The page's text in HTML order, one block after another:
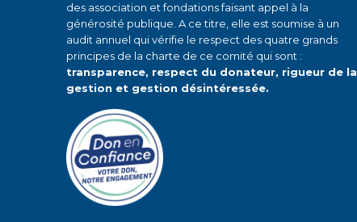
des association et fondations faisant appel à la
générosité publique. A ce titre, elle est soumise à un
audit annuel qui vérifie le respect des quatre grands
principes de la charte de ce comité qui sont :
transparence, respect du donateur, rigueur de la
gestion et gestion désintéressée.